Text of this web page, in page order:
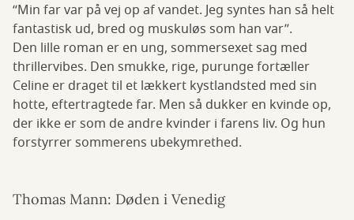
“Min far var på vej op af vandet. Jeg syntes han så helt
fantastisk ud, bred og muskuløs som han var”.
Den lille roman er en ung, sommersexet sag med
thrillervibes. Den smukke, rige, purunge fortæller
Celine er draget til et lækkert kystlandsted med sin
hotte, eftertragtede far. Men så dukker en kvinde op,
der ikke er som de andre kvinder i farens liv. Og hun
forstyrrer sommerens ubekymrethed.
Thomas Mann: Døden i Venedig